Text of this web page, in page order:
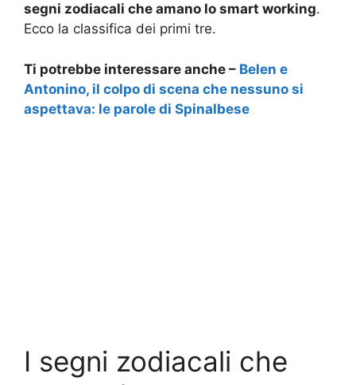
segni zodiacali che amano lo smart working.
Ecco la classifica dei primi tre.
Ti potrebbe interessare anche – Belen e
Antonino, il colpo di scena che nessuno si
aspettava: le parole di Spinalbese
I segni zodiacali che